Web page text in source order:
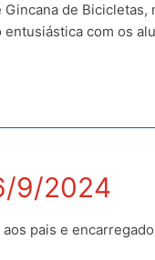
de
com os
9/2024
pais e